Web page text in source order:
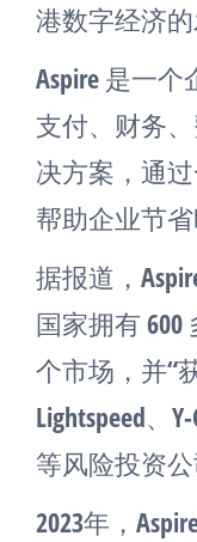
港数字经济
Aspire 是一
支付、财务
决方案，通
帮助企业节省
据报道，
国家拥有 600
个市场，并“
Lightspeed、
等风险投资公
2023年，